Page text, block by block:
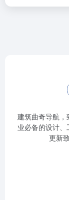
建筑曲奇导航
业必备的设计
更新